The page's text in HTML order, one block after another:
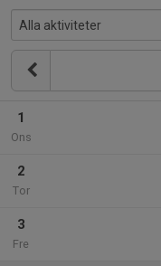
1
Ons
2
Tor
3
Fre